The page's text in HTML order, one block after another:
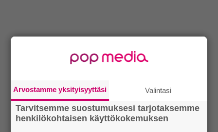
Arvostamme yksityisyyttäsi Valintasi
Tarvitsemme suostumuksesi tarjotaksemme
henkilökohtaisen käyttökokemuksen